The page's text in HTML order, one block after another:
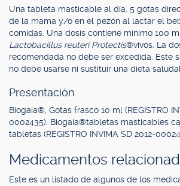
Una tableta masticable al día. 5 gotas
de la mama y/o en el pezón al lactar el
comidas. Una dosis contiene mínimo 100
Lactobacillus reuteri Protectis®vivos. La
recomendada no debe ser excedida. Este
no debe usarse ni sustituir una dieta
Presentación.
Biogaia®, Gotas frasco 10 ml (REGISTRO
0002435). Biogaia®tabletas masticables
tabletas (REGISTRO INVIMA SD 2012-
Medicamentos
Este es un listado de algunos de los